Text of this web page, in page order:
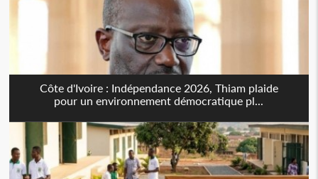
Côte d'Ivoire : Indépendance 2026, Thiam plaide
pour un environnement démocratique pl...